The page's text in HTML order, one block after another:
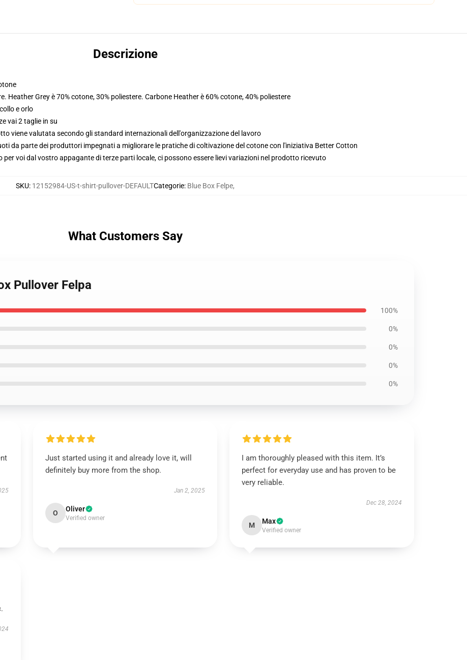
Descrizione
Heather Grey è 70% cotone, 30% poliestere. Carbone Heather è 60% cotone, 40% poliestere
e orlo
vai 2 taglie in su
viene valutata secondo gli standard internazionali dell'organizzazione del lavoro
da parte dei produttori impegnati a migliorare le pratiche di coltivazione del cotone con l'iniziativa Better Cotton
per voi dal vostro appagante di terze parti locale, ci possono essere lievi variazioni nel prodotto ricevuto
SKU: 12152984-US-t-shirt-pullover-DEFAULTCategorie: Blue Box Felpe,
What Customers Say
Pullover Felpa
100%
0%
0%
0%
0%
Just started using it and already love it, will
definitely buy more from the shop.
Jan 2, 2025
O Oliver
Verified owner
I am thoroughly pleased with this item. It’s
perfect for everyday use and has proven to be
very reliable.
Dec 28, 2024
M Max
Verified owner